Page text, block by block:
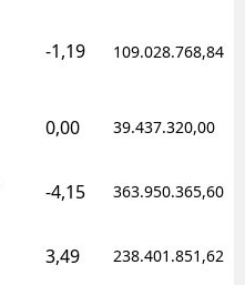
-1,19 109.028.768,84
0,00 39.437.320,00
-4,15 363.950.365,60
3,49 238.401.851,62